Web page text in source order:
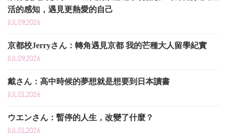
活的感知，遇見更熱愛的自己
JUL.09,2026
京都校Jerryさん：轉角遇見京都 我的芒種大人留學紀實
JUL.09,2026
戴さん：高中時候的夢想就是想要到日本讀書
JUL.01,2026
ウエンさん：暫停的人生，改變了什麼？
JUL.01,2026